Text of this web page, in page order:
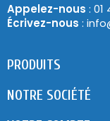
Appelez-nous : 01
Écrivez-nous :
PRODUITS
NOTRE SOCIÉTÉ